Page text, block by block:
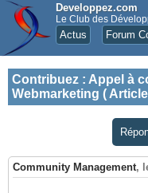
Developpez.com
Le Club des
Actus Forum
Contribuez : Appel à
Webmarketing (
Community Management,